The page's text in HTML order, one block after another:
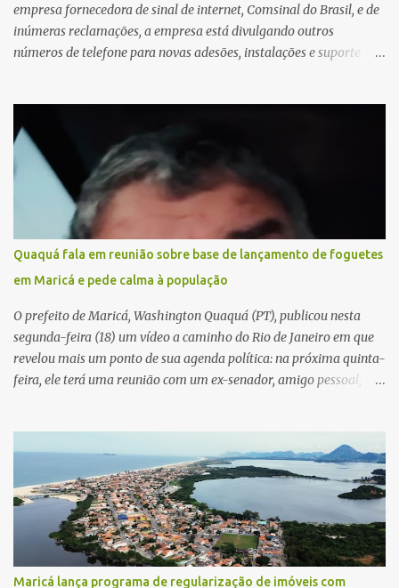
empresa fornecedora de sinal de internet, Comsinal do Brasil, e de
inúmeras reclamações, a empresa está divulgando outros
números de telefone para novas adesões, instalações e suporte
Quaquá fala em reunião sobre base de lançamento de foguetes
em Maricá e pede calma à população
O prefeito de Maricá, Washington Quaquá (PT), publicou nesta
segunda-feira (18) um vídeo a caminho do Rio de Janeiro em que
revelou mais um ponto de sua agenda política: na próxima quinta-
feira, ele terá uma reunião com um ex-senador, amigo pessoal,
atenção pela ousadia do projeto, que colocaria Maricá em um
novo patamar de visibilidade tecnológica e estratégica. Segundo
Quaquá, a conversa será o início de um debate maior sobre a
viabilidade dessa estrutura na cidade. Durante o vídeo, o prefeito
também respondeu às críticas que vem recebendo. Segundo ele,
muitas pessoas estão dizendo que promete muito, mas não estaria
entregando resultados imediatos. Quaquá pediu paciência e
Maricá lança programa de regularização de imóveis com